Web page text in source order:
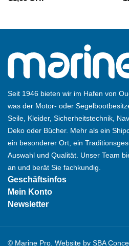
Seit 1946 bieten wir im Hafen von
was der Motor- oder
Seile, Kleider, Sicherheitstechnik,
Deko oder Bücher. Mehr als ein
ein besonderer Ort, ein
Auswahl und Qualität. Unser Team
an und berät Sie fachkundig.
Geschäftsinfos
Mein Konto
Newsletter
© Marine Pro. Website by SBA